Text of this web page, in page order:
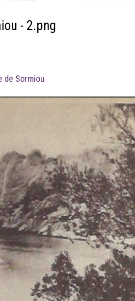
- 2.png
de Sormiou